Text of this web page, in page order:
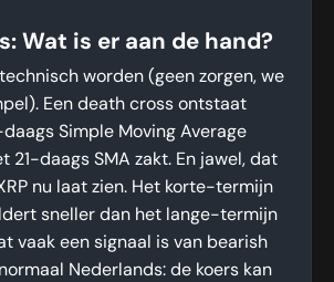
Wat is er aan de hand?
worden (geen zorgen, we
Een death cross ontstaat
Simple Moving Average
21-daags SMA zakt. En jawel, dat
nu laat zien. Het korte-termijn
sneller dan het lange-termijn
vaak een signaal is van bearish
Nederlands: de koers kan